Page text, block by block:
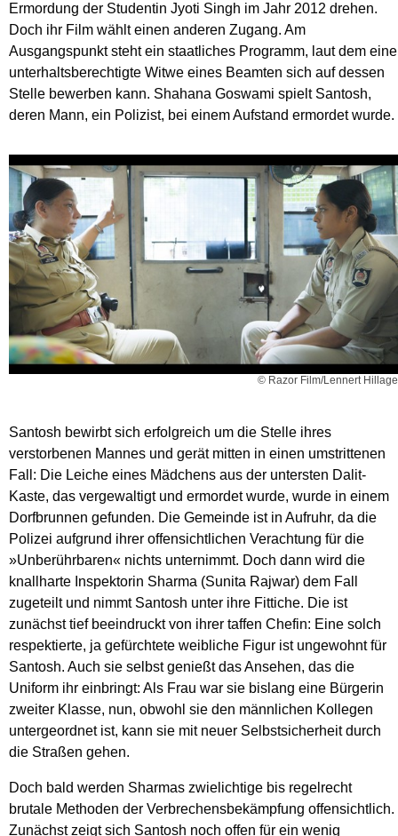
Ermordung der Studentin Jyoti Singh im Jahr 2012 drehen.
Doch ihr Film wählt einen anderen Zugang. Am
Ausgangspunkt steht ein staatliches Programm, laut dem eine
unterhaltsberechtigte Witwe eines Beamten sich auf dessen
Stelle bewerben kann. Shahana Goswami spielt Santosh,
deren Mann, ein Polizist, bei einem Aufstand ermordet wurde.
© Razor Film/Lennert Hillage
Santosh bewirbt sich erfolgreich um die Stelle ihres
verstorbenen Mannes und gerät mitten in einen umstrittenen
Fall: Die Leiche eines Mädchens aus der untersten Dalit-
Kaste, das vergewaltigt und ermordet wurde, wurde in einem
Dorfbrunnen gefunden. Die Gemeinde ist in Aufruhr, da die
Polizei aufgrund ihrer offensichtlichen Verachtung für die
»Unberührbaren« nichts unternimmt. Doch dann wird die
knallharte Inspektorin Sharma (Sunita Rajwar) dem Fall
zugeteilt und nimmt Santosh unter ihre Fittiche. Die ist
zunächst tief beeindruckt von ihrer taffen Chefin: Eine solch
respektierte, ja gefürchtete weibliche Figur ist ungewohnt für
Santosh. Auch sie selbst genießt das Ansehen, das die
Uniform ihr einbringt: Als Frau war sie bislang eine Bürgerin
zweiter Klasse, nun, obwohl sie den männlichen Kollegen
untergeordnet ist, kann sie mit neuer Selbstsicherheit durch
die Straßen gehen.
Doch bald werden Sharmas zwielichtige bis regelrecht
brutale Methoden der Verbrechensbekämpfung offensichtlich.
Zunächst zeigt sich Santosh noch offen für ein wenig